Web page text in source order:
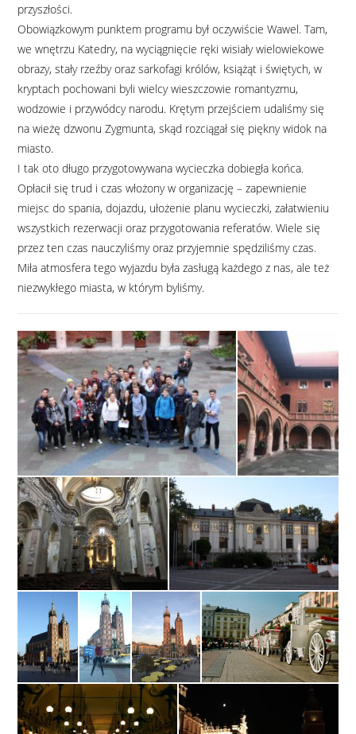
przyszłości.
Obowiązkowym punktem programu był oczywiście Wawel. Tam,
we wnętrzu Katedry, na wyciągnięcie ręki wisiały wielowiekowe
obrazy, stały rzeźby oraz sarkofagi królów, książąt i świętych, w
kryptach pochowani byli wielcy wieszczowie romantyzmu,
wodzowie i przywódcy narodu. Krętym przejściem udaliśmy się
na wieżę dzwonu Zygmunta, skąd rozciągał się piękny widok na
miasto.
I tak oto długo przygotowywana wycieczka dobiegła końca.
Opłacił się trud i czas włożony w organizację – zapewnienie
miejsc do spania, dojazdu, ułożenie planu wycieczki, załatwieniu
wszystkich rezerwacji oraz przygotowania referatów. Wiele się
przez ten czas nauczyliśmy oraz przyjemnie spędziliśmy czas.
Miła atmosfera tego wyjazdu była zasługą każdego z nas, ale też
niezwykłego miasta, w którym byliśmy.